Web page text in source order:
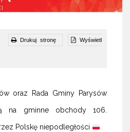
Drukuj stronę Wyświetl
oraz Rada Gminy Parysów
na gminne obchody 106.
Polskę niepodległości